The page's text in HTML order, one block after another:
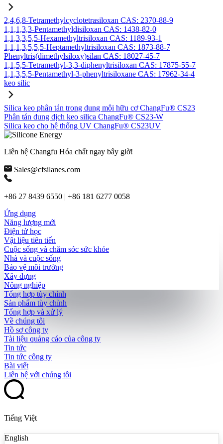
2,4,6,8-Tetramethylcyclotetrasiloxan CAS: 2370-88-9
1,1,1,3,3-Pentamethyldisiloxan CAS: 1438-82-0
1,1,3,3,5,5-Hexamethyltrisiloxan CAS: 1189-93-1
1,1,1,3,5,5,5-Heptamethyltrisiloxan CAS: 1873-88-7
Phenyltris(dimethylsiloxy)silan CAS: 18027-45-7
1,1,5,5-Tetramethyl-3,3-diphenyltrisiloxan CAS: 17875-55-7
1,1,3,5,5-Pentamethyl-3-phenyltrisiloxane CAS: 17962-34-4
keo silic
Silica keo phân tán trong dung môi hữu cơ ChangFu® CS23
Phân tán dung dịch keo silica ChangFu® CS23-W
Silica keo cho hệ thống UV ChangFu® CS23UV
Liên hệ Changfu Hóa chất ngay bây giờ!
Sales@cfsilanes.com
+86 27 8439 6550 | +86 181 6277 0058
Ứng dụng
Năng lượng mới
Điện tử học
Vật liệu tiên tiến
Cuộc sống và chăm sóc sức khỏe
Nhà và cuộc sống
Bảo vệ môi trường
Xây dựng
Nông nghiệp
Tổng hợp tùy chỉnh
Sản phẩm tùy chỉnh
Tổng hợp và xử lý
Về chúng tôi
Hồ sơ công ty
Tài liệu quảng cáo của công ty
Tin tức
Tin tức công ty
Bài viết
Liên hệ với chúng tôi
Tiếng Việt
English